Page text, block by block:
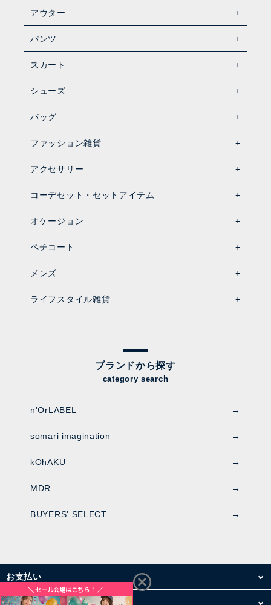
アウター
パンツ
スカート
シューズ
バッグ
ファッション雑貨
アクセサリー
コーデセット・セットアイテム
オケージョン
ペチコート
メンズ
ライフスタイル雑貨
ブランドから探す
category search
n'OrLABEL
somari imagination
kOhAKU
MDR
BUYERS' SELECT
お支払い
配送・送料